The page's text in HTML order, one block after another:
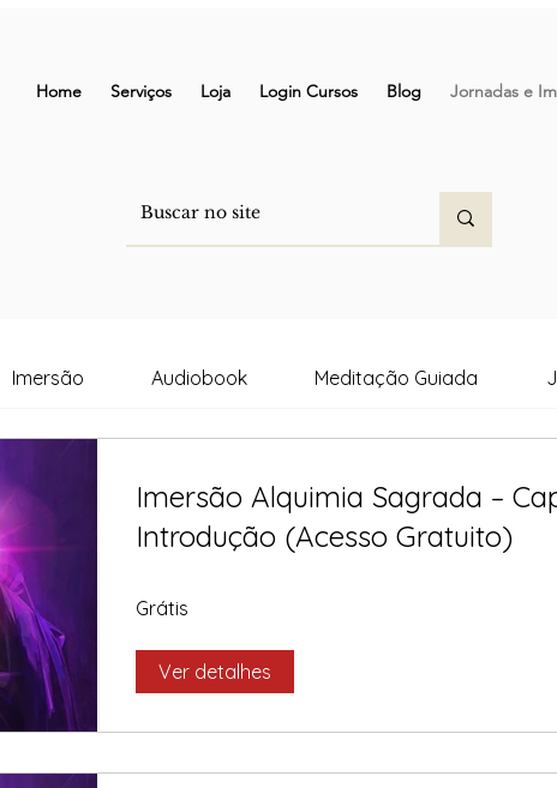
Home Serviços Loja Login Cursos Blog Jornadas e
Imersão Audiobook Meditação Guiada
Imersão Alquimia Sagrada –
Introdução (Acesso Gratuito)
Grátis
Ver detalhes